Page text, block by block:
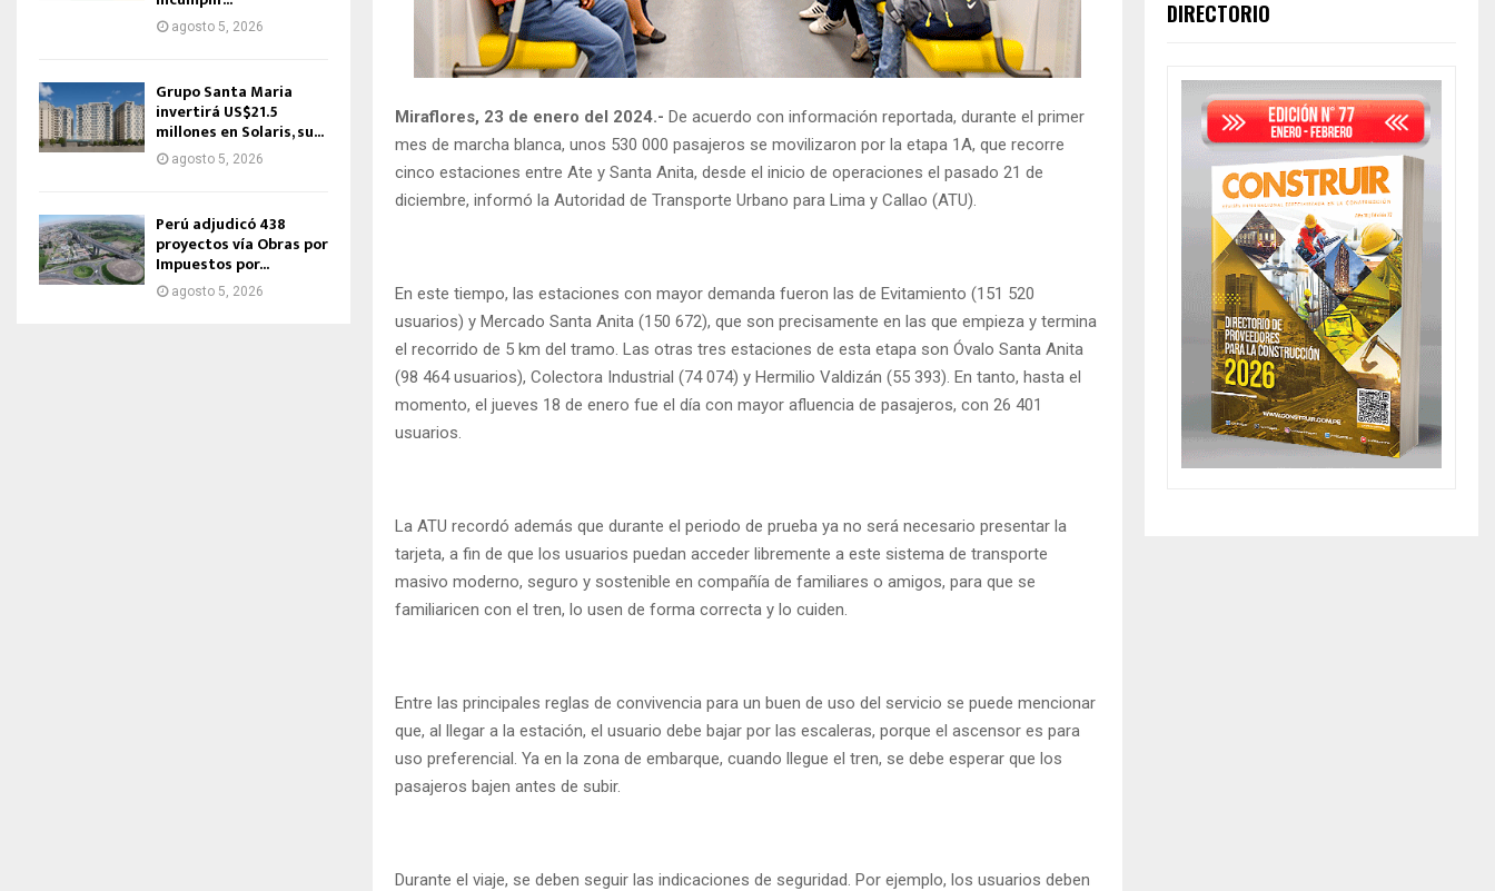
Miraflores, 23 de enero del 2024.- De acuerdo con información reportada, durante el primer
mes de marcha blanca, unos 530 000 pasajeros se movilizaron por la etapa 1A, que recorre
cinco estaciones entre Ate y Santa Anita, desde el inicio de operaciones el pasado 21 de
diciembre, informó la Autoridad de Transporte Urbano para Lima y Callao (ATU).
En este tiempo, las estaciones con mayor demanda fueron las de Evitamiento (151 520
usuarios) y Mercado Santa Anita (150 672), que son precisamente en las que empieza y termina
el recorrido de 5 km del tramo. Las otras tres estaciones de esta etapa son Óvalo Santa Anita
(98 464 usuarios), Colectora Industrial (74 074) y Hermilio Valdizán (55 393). En tanto, hasta el
momento, el jueves 18 de enero fue el día con mayor afluencia de pasajeros, con 26 401
usuarios.
La ATU recordó además que durante el periodo de prueba ya no será necesario presentar la
tarjeta, a fin de que los usuarios puedan acceder libremente a este sistema de transporte
masivo moderno, seguro y sostenible en compañía de familiares o amigos, para que se
familiaricen con el tren, lo usen de forma correcta y lo cuiden.
Entre las principales reglas de convivencia para un buen de uso del servicio se puede mencionar
que, al llegar a la estación, el usuario debe bajar por las escaleras, porque el ascensor es para
uso preferencial. Ya en la zona de embarque, cuando llegue el tren, se debe esperar que los
pasajeros bajen antes de subir.
Durante el viaje, se deben seguir las indicaciones de seguridad. Por ejemplo, los usuarios deben
agosto 5, 2026
Grupo Santa Maria
invertirá US$21.5
millones en Solaris, su...
agosto 5, 2026
Perú adjudicó 438
proyectos vía Obras por
Impuestos por...
agosto 5, 2026
DIRECTORIO